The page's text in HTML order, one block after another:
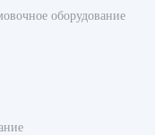
оборудование